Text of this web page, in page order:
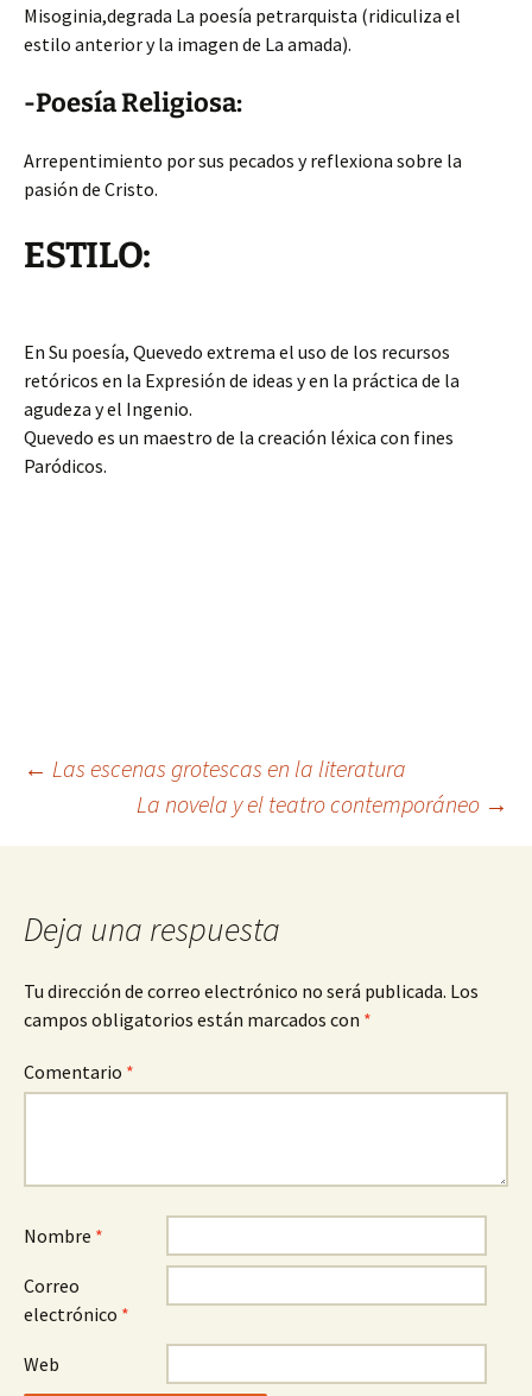
Misoginia,degrada La poesía petrarquista (ridiculiza el
estilo anterior y la imagen de La amada).
-Poesía Religiosa:
Arrepentimiento por sus pecados y reflexiona sobre la
pasión de Cristo.
ESTILO:
En Su poesía, Quevedo extrema el uso de los recursos
retóricos en la Expresión de ideas y en la práctica de la
agudeza y el Ingenio.
Quevedo es un maestro de la creación léxica con fines
Paródicos.
Navegación
de
entradas
← Las escenas grotescas en la literatura
La novela y el teatro contemporáneo →
Deja una respuesta
Tu dirección de correo electrónico no será publicada. Los
campos obligatorios están marcados con *
Comentario *
Nombre *
Correo
electrónico *
Web